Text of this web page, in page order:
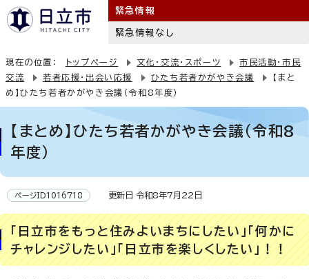
緊急情報
緊急情報なし
現在の位置： トップページ 文化・交流・スポーツ
市民活動・市民
交流
若者応援・出会い応援 ひたち若者かがやき会議
【まと
め】ひたち若者かがやき会議（令和8年度）
【まとめ】ひたち若者かがやき会議（令和8
年度）
ページID1016718 更新日 令和8年7月22日
「日立市をもっと住みよいまちにしたい」「何かに
チャレンジしたい」「日立市を楽しくしたい」！！